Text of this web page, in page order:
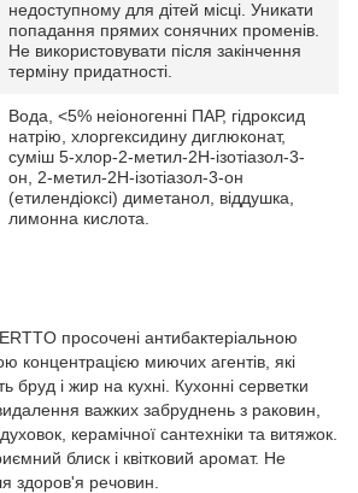
недоступному для дітей місці. Уникати
попадання прямих сонячних променів.
Не використовувати після закінчення
терміну придатності.
Вода, <5% неіоногенні ПАР, гідроксид
натрію, хлоргексидину диглюконат,
суміш 5-хлор-2-метил-2H-ізотіазол-3-
он, 2-метил-2H-ізотіазол-3-он
(етилендіоксі) диметанол, віддушка,
лимонна кислота.
просочені антибактеріальною
концентрацією миючих агентів, які
бруд і жир на кухні. Кухонні серветки
важких забруднень з раковин,
керамічної сантехніки та витяжок.
блиск і квітковий аромат. Не
здоров'я речовин.